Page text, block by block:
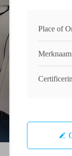
Place of
Merknaam